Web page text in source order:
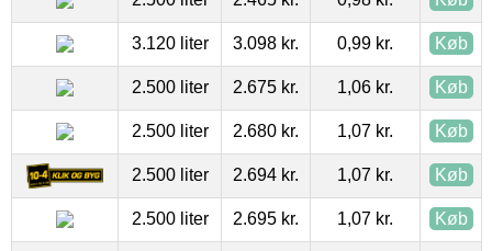
3.120 liter 3.098 kr. 0,99 kr. Køb
2.500 liter 2.675 kr. 1,06 kr. Køb
2.500 liter 2.680 kr. 1,07 kr. Køb
2.500 liter 2.694 kr. 1,07 kr. Køb
2.500 liter 2.695 kr. 1,07 kr. Køb